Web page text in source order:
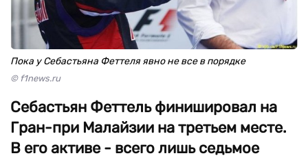
Пока у Себастьяна Феттеля явно не все в порядке
© f1news.ru
Себастьян Феттель финишировал на
Гран-при Малайзии на третьем месте.
В его активе - всего лишь седьмое